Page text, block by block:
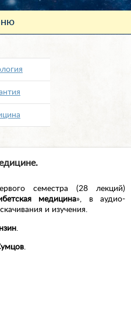
семестра (28 лекций)
медицина», в аудио-
и изучения.
.
.